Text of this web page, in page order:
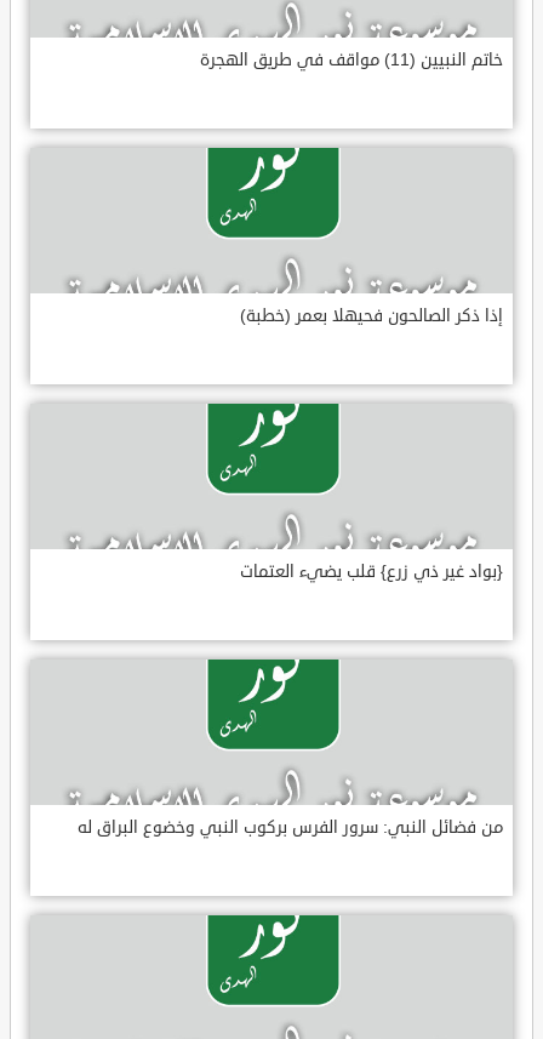
خاتم النبيين (11) مواقف في طريق الهجرة
إذا ذكر الصالحون فحيهلا بعمر (خطبة)
{بواد غير ذي زرع} قلب يضيء العتمات
من فضائل النبي: سرور الفرس بركوب النبي وخضوع البراق له